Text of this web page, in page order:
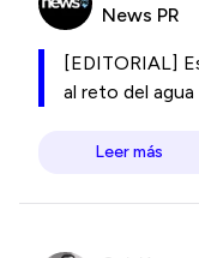
News PR
[EDITORIAL]
al reto del agua
Leer más